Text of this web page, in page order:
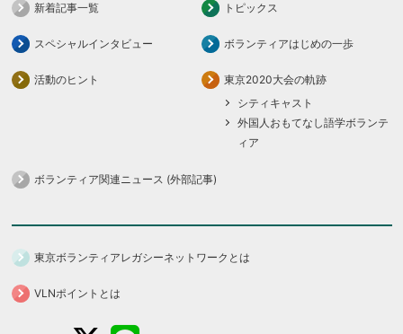
新着記事一覧 トピックス
スペシャルインタビュー ボランティアはじめの一歩
活動のヒント
東京2020大会の軌跡
シティキャスト
外国人おもてなし語学ボランテ
ィア
ボランティア関連ニュース (外部記事)
東京ボランティアレガシーネットワークとは
VLNポイントとは